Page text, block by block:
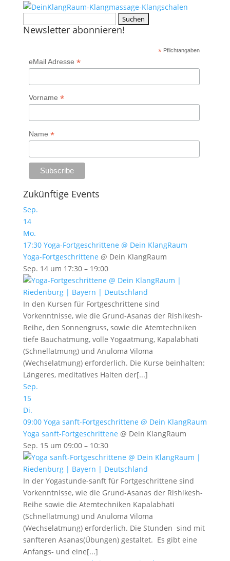
nach:
Newsletter abonnieren!
* Pflichtangaben
eMail Adresse *
Vorname *
Name *
Zukünftige Events
Sep.
14
Mo.
17:30 Yoga-Fortgeschrittene @ Dein KlangRaum
Yoga-Fortgeschrittene @ Dein KlangRaum
Sep. 14 um 17:30 – 19:00
In den Kursen für Fortgeschrittene sind
Vorkenntnisse, wie die Grund-Asanas der Rishikesh-
Reihe, den Sonnengruss, sowie die Atemtechniken
tiefe Bauchatmung, volle Yogaatmung, Kapalabhati
(Schnellatmung) und Anuloma Viloma
(Wechselatmung) erforderlich. Die Kurse beinhalten:
Längeres, meditatives Halten der[...]
Sep.
15
Di.
09:00 Yoga sanft-Fortgeschrittene @ Dein KlangRaum
Yoga sanft-Fortgeschrittene @ Dein KlangRaum
Sep. 15 um 09:00 – 10:30
In der Yogastunde-sanft für Fortgeschrittene sind
Vorkenntnisse, wie die Grund-Asanas der Rishikesh-
Reihe sowie die Atemtechniken Kapalabhati
(Schnellatmung) und Anuloma Viloma
(Wechselatmung) erforderlich. Die Stunden sind mit
sanfteren Asanas(Übungen) gestaltet. Es gibt eine
Anfangs- und eine[...]